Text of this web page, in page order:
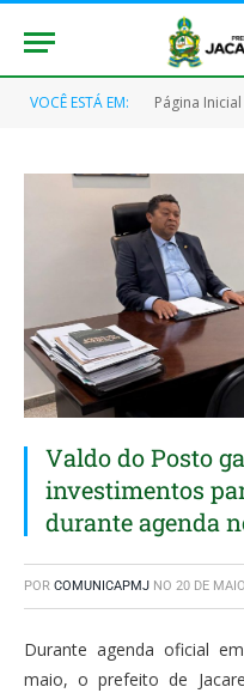
VOCÊ ESTÁ EM: Página Inicial
Valdo do Posto
investimentos
durante agenda
POR COMUNICAPMJ NO 20 DE
Durante agenda oficial
maio, o prefeito de